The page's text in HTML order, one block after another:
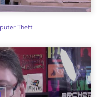
Theft